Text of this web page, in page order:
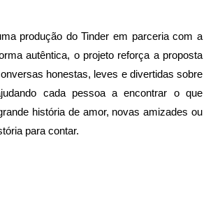
produção do Tinder em parceria com a
autêntica, o projeto reforça a proposta
honestas, leves e divertidas sobre
cada pessoa a encontrar o que
história de amor, novas amizades ou
para contar.